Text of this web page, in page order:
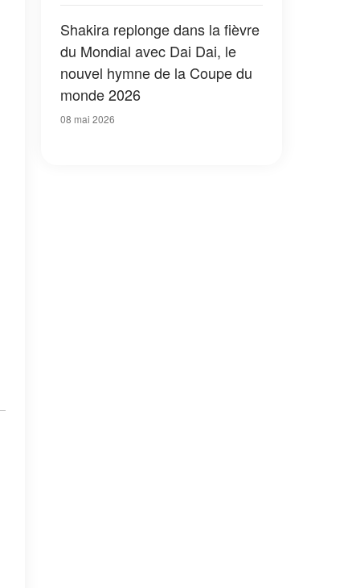
Shakira replonge dans la fièvre
du Mondial avec Dai Dai, le
nouvel hymne de la Coupe du
monde 2026
08 mai 2026